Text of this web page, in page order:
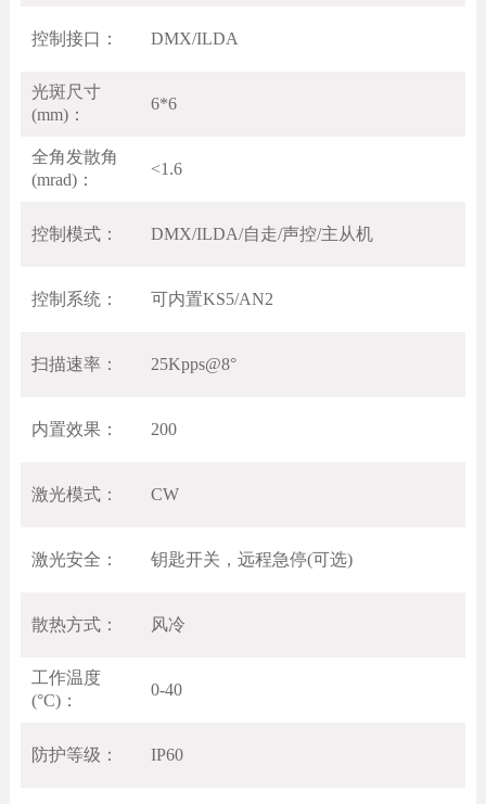
控制接口： DMX/ILDA
光斑尺寸
(mm)：
6*6
全角发散角
(mrad)：
<1.6
控制模式： DMX/ILDA/自走/声控/主从机
控制系统： 可内置KS5/AN2
扫描速率： 25Kpps@8°
内置效果： 200
激光模式： CW
激光安全： 钥匙开关，远程急停(可选)
散热方式： 风冷
工作温度
(°C)：
0-40
防护等级： IP60